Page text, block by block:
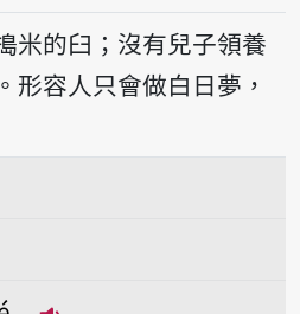
音讀Bô bí ū tsing-khū,
米的臼；沒有兒子領養
形容人只會做白日夢，